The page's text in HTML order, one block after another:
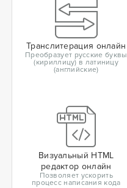
Транслитерация онлайн
Преобразует русские буквы
(кириллицу) в латиницу
(английские)
Визуальный HTML
редактор онлайн
Позволяет ускорить
процесс написания кода